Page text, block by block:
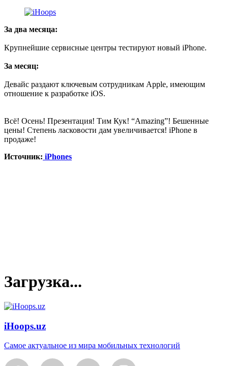
За два месяца:
Крупнейшие сервисные центры тестируют новый iPhone.
За месяц:
Девайс раздают ключевым сотрудникам Apple, имеющим
отношение к разработке iOS.
Всё! Осень! Презентация! Тим Кук! “Amazing”! Бешенные
цены! Степень ласковости дам увеличивается! iPhone в
продаже!
Источник: iPhones
Загрузка...
iHoops.uz
Самое актуальное из мира мобильных технологий